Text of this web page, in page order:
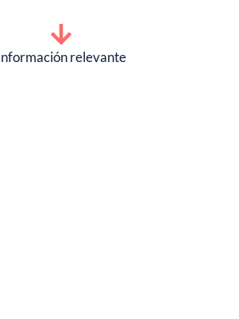
relevante